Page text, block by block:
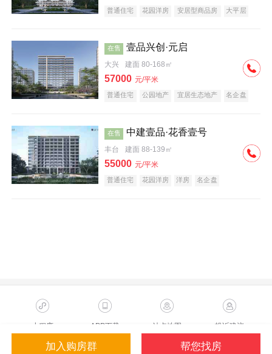
普通住宅 花园洋房 安居型商品房
大平层
在售 壹品兴创·元启
大兴 建面 80-168㎡
57000 元/平米
普通住宅 公园地产 宜居生态地产 名企盘
在售 中建壹品·花香壹号
丰台 建面 88-139㎡
55000 元/平米
普通住宅 花园洋房 洋房 名企盘
加入购房群 帮您找房
小程序 APP下载 站点地图 投诉建议